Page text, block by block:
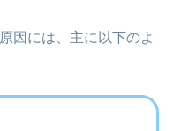
因には、主に以下のよ